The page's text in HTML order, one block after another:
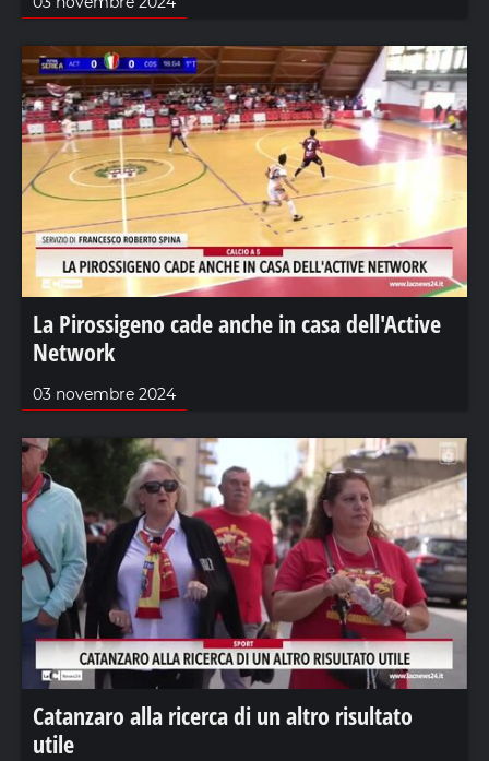
La Pirossigeno cade anche in casa dell'Active
Network
03 novembre 2024
Catanzaro alla ricerca di un altro risultato
utile